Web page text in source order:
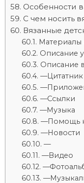
Особенности
С чем носить
Вязанные
Материалы
Описание
Описание
—Цитатник
—Ссылки
—Музыка
—Помощь
—Новости
—
—Видео